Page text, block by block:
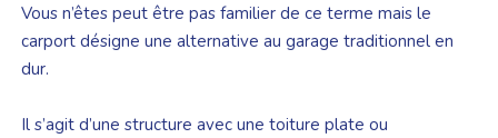
Vous n’êtes peut être pas familier de ce terme mais le
carport désigne une alternative au garage traditionnel en
dur.
Il s’agit d’une structure avec une toiture plate ou